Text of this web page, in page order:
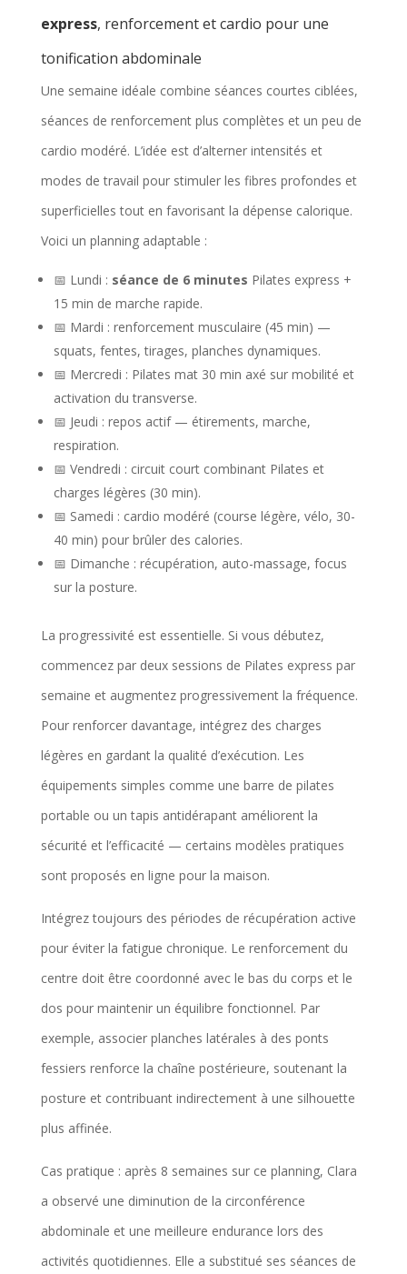
r
e
s
t
i
m
e
r
t
o
s
a
s
a
l
e
t
b
e
s
i
q
u
e
express, renforcement et cardio pour une
tonification abdominale
Une semaine idéale combine séances courtes ciblées,
séances de renforcement plus complètes et un peu de
cardio modéré. L’idée est d’alterner intensités et
modes de travail pour stimuler les fibres profondes et
superficielles tout en favorisant la dépense calorique.
Voici un planning adaptable :
📅 Lundi : séance de 6 minutes Pilates express +
15 min de marche rapide.
📅 Mardi : renforcement musculaire (45 min) —
squats, fentes, tirages, planches dynamiques.
📅 Mercredi : Pilates mat 30 min axé sur mobilité et
activation du transverse.
📅 Jeudi : repos actif — étirements, marche,
respiration.
📅 Vendredi : circuit court combinant Pilates et
charges légères (30 min).
📅 Samedi : cardio modéré (course légère, vélo, 30-
40 min) pour brûler des calories.
📅 Dimanche : récupération, auto-massage, focus
sur la posture.
La progressivité est essentielle. Si vous débutez,
commencez par deux sessions de Pilates express par
semaine et augmentez progressivement la fréquence.
Pour renforcer davantage, intégrez des charges
légères en gardant la qualité d’exécution. Les
équipements simples comme une barre de pilates
portable ou un tapis antidérapant améliorent la
sécurité et l’efficacité — certains modèles pratiques
sont proposés en ligne pour la maison.
Intégrez toujours des périodes de récupération active
pour éviter la fatigue chronique. Le renforcement du
centre doit être coordonné avec le bas du corps et le
dos pour maintenir un équilibre fonctionnel. Par
exemple, associer planches latérales à des ponts
fessiers renforce la chaîne postérieure, soutenant la
posture et contribuant indirectement à une silhouette
plus affinée.
Cas pratique : après 8 semaines sur ce planning, Clara
a observé une diminution de la circonférence
abdominale et une meilleure endurance lors des
activités quotidiennes. Elle a substitué ses séances de